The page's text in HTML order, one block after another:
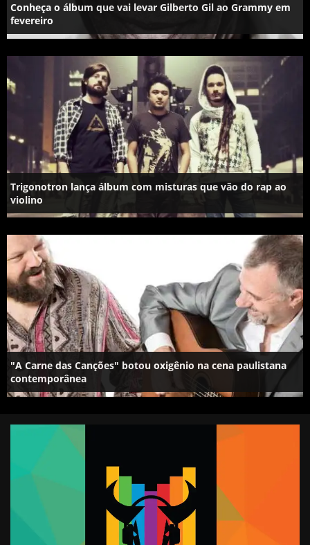
Conheça o álbum que vai levar Gilberto Gil ao Grammy em
fevereiro
Trigonotron lança álbum com misturas que vão do rap ao
violino
"A Carne das Canções" botou oxigênio na cena paulistana
contemporânea